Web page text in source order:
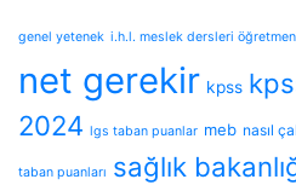
genel yetenek i.h.l. meslek dersleri
net gerekir kpss
2024 lgs taban puanlar meb nasıl
taban puanları sağlık